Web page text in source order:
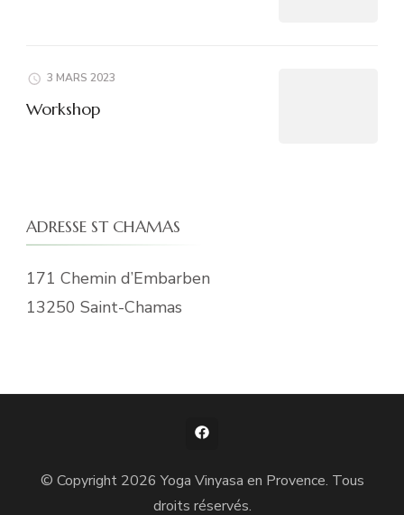
3 MARS 2023
Workshop
ADRESSE ST CHAMAS
171 Chemin d’Embarben
13250 Saint-Chamas
© Copyright 2026Yoga Vinyasa en Provence. Tous
droits réservés.